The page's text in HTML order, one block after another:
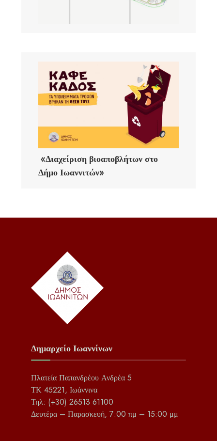
«Διαχείριση βιοαποβλήτων στο
Δήμο Ιωαννιτών»
Δημαρχείο Ιωαννίνων
Πλατεία Παπανδρέου Ανδρέα 5
ΤΚ 45221, Ιωάννινα
Τηλ: (+30) 26513 61100
Δευτέρα – Παρασκευή, 7:00 πμ – 15:00 μμ